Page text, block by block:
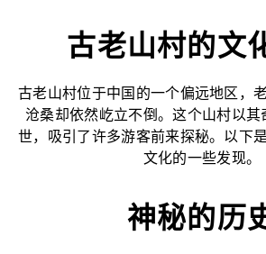
古老山村的文
古老山村位于中国的一个偏远地区，
沧桑却依然屹立不倒。这个山村以
世，吸引了许多游客前来探秘。以下
文化的一些发现。
神秘的历